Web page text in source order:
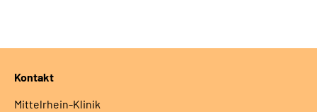
Kontakt
Mittelrhein-Klinik